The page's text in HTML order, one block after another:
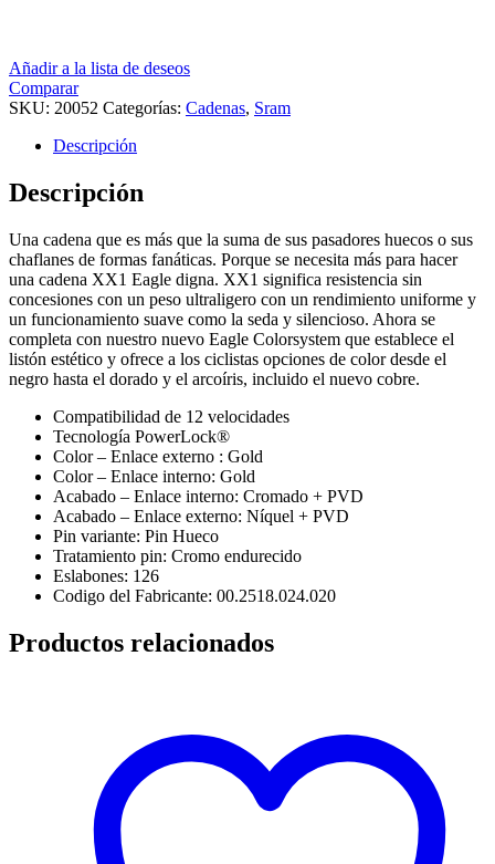
Añadir a la lista de deseos
Comparar
SKU: 20052 Categorías: Cadenas, Sram
Descripción
Descripción
Una cadena que es más que la suma de sus pasadores huecos o sus
chaflanes de formas fanáticas. Porque se necesita más para hacer
una cadena XX1 Eagle digna. XX1 significa resistencia sin
concesiones con un peso ultraligero con un rendimiento uniforme y
un funcionamiento suave como la seda y silencioso. Ahora se
completa con nuestro nuevo Eagle Colorsystem que establece el
listón estético y ofrece a los ciclistas opciones de color desde el
negro hasta el dorado y el arcoíris, incluido el nuevo cobre.
Compatibilidad de 12 velocidades
Tecnología PowerLock®
Color – Enlace externo : Gold
Color – Enlace interno: Gold
Acabado – Enlace interno: Cromado + PVD
Acabado – Enlace externo: Níquel + PVD
Pin variante: Pin Hueco
Tratamiento pin: Cromo endurecido
Eslabones: 126
Codigo del Fabricante: 00.2518.024.020
Productos relacionados